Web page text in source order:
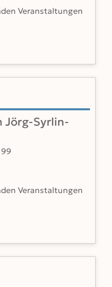
Veranstaltungen
Jörg-Syrlin-
Veranstaltungen